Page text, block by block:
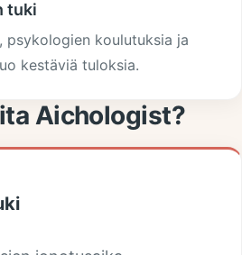
tuki
psykologien koulutuksia ja
kestäviä tuloksia.
Aichologist?